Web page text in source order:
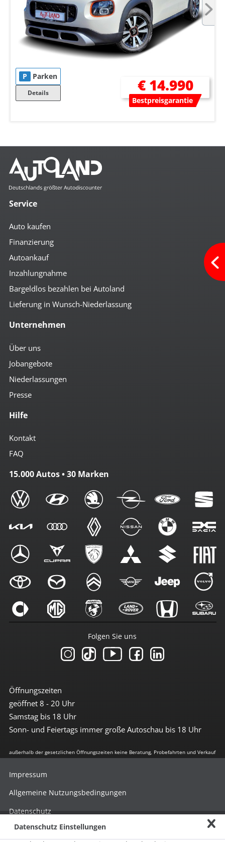
P Parken
Details € 14.990
Bestpreisgarantie
Service
Auto kaufen
Finanzierung
Autoankauf
Inzahlungnahme
Bargeldlos bezahlen bei Autoland
Lieferung in Wunsch-Niederlassung
Unternehmen
Über uns
Jobangebote
Niederlassungen
Presse
Hilfe
Kontakt
FAQ
15.000 Autos • 30 Marken
Öffnungszeiten
geöffnet 8 - 20 Uhr
Samstag bis 18 Uhr
Sonn- und Feiertags immer große Autoschau bis 18 Uhr
Folgen Sie uns
außerhalb der gesetzlichen Öffnungszeiten keine Beratung, Probefahrten und Verkauf
Impressum
Allgemeine Nutzungsbedingungen
Datenschutz
Hinweisgebersystem nach HinSchG
Datenschutz Einstellungen